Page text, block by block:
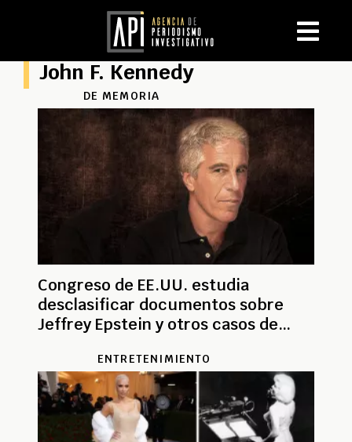
John F. Kennedy
DE MEMORIA
Congreso de EE.UU. estudia
desclasificar documentos sobre
Jeffrey Epstein y otros casos de
ENTRETENIMIENTO